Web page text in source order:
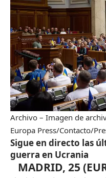
Archivo – Imagen de
Europa Press/Contacto/
Sigue en directo las
guerra en Ucrania
MADRID, 25